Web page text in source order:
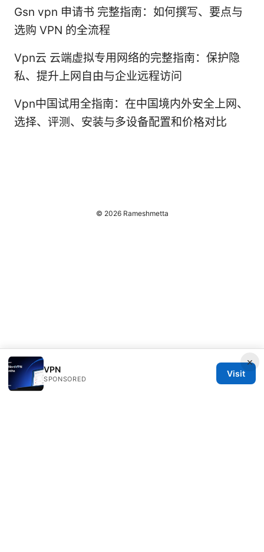
Gsn vpn 申请书 完整指南：如何撰写、要点与
选购 VPN 的全流程
Vpn云 云端虚拟专用网络的完整指南：保护隐
私、提升上网自由与企业远程访问
Vpn中国试用全指南：在中国境内外安全上网、
选择、评测、安装与多设备配置和价格对比
×
VPN
SPONSORED
Visit
© 2026 Rameshmetta